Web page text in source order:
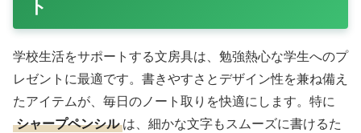
ト
学校生活をサポートする文房具は、勉強熱心な学生へのプ
レゼントに最適です。書きやすさとデザイン性を兼ね備え
たアイテムが、毎日のノート取りを快適にします。特に
シャープペンシル は、細かな文字もスムーズに書けるた